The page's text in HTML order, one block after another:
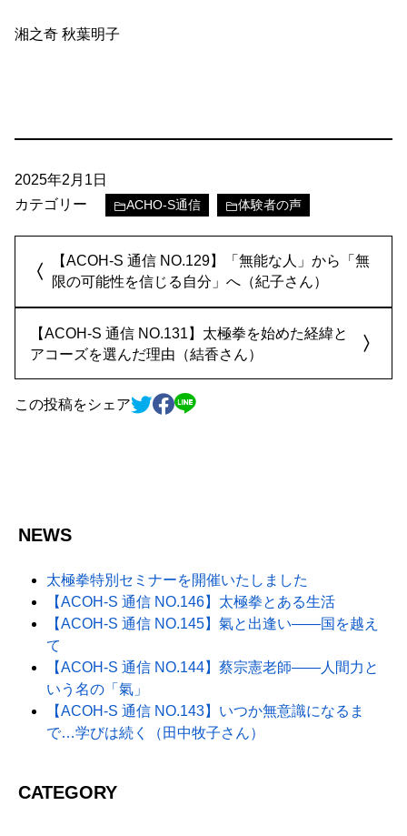
湘之奇 秋葉明子
2025年2月1日
カテゴリー
ACHO-S通信 体験者の声
【ACOH-S 通信 NO.129】「無能な人」から「無
限の可能性を信じる自分」へ（紀子さん）
【ACOH-S 通信 NO.131】太極拳を始めた経緯と
アコーズを選んだ理由（結香さん）
この投稿をシェア
NEWS
太極拳特別セミナーを開催いたしました
【ACOH-S 通信 NO.146】太極拳とある生活
【ACOH-S 通信 NO.145】氣と出逢い――国を越え
て
【ACOH-S 通信 NO.144】蔡宗憲老師――人間力と
いう名の「氣」
【ACOH-S 通信 NO.143】いつか無意識になるま
で…学びは続く（田中牧子さん）
CATEGORY